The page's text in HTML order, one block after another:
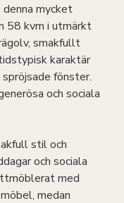
mycket
58 kvm i utmärkt
smakfullt
karaktär
fönster.
och sociala
stil och
och sociala
med
medan